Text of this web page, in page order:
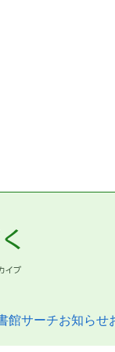
館サーチお知らせ